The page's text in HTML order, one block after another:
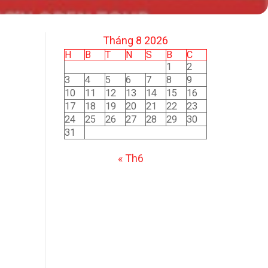
Tháng 8 2026
H B T N S B
C
1
2
3
4 5 6 7 8
9
10
11 12 13 14 15
16
17
18 19 20 21 22
23
24
25 26 27 28 29
30
31
« Th6